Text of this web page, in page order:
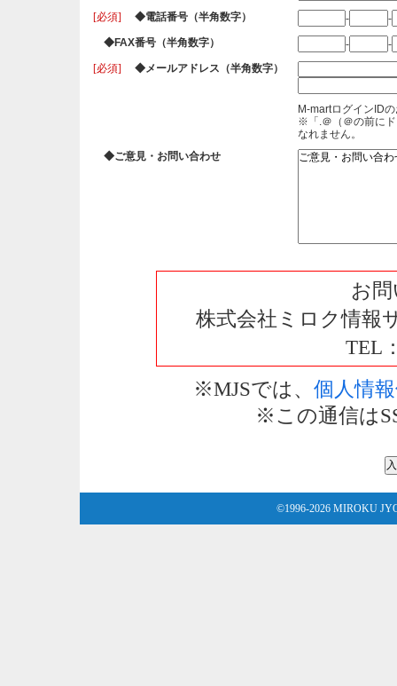
[必須] ◆電話番号（半角数字） -
-
◆FAX番号（半角数字）
-
-
[必須]
◆メールアドレス（半角数字）
M-martログインID
※「.＠（＠の前に
なれません。
◆ご意見・お問い合わせ
お
株式会社ミロク情報
TEL
※MJSでは、 個人情
※この通信は
©1996-2026 MIROKU